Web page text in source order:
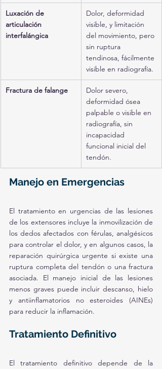
Luxación de
articulación
interfalángica
Dolor, deformidad
visible, y limitación
del movimiento, pero
sin ruptura
tendinosa, fácilmente
visible en radiografía.
Fractura de falange
Dolor severo,
deformidad ósea
palpable o visible en
radiografía, sin
incapacidad
funcional inicial del
tendón.
Manejo en Emergencias
El tratamiento en urgencias de las lesiones
de los extensores incluye la inmovilización de
los dedos afectados con férulas, analgésicos
para controlar el dolor, y en algunos casos, la
reparación quirúrgica urgente si existe una
ruptura completa del tendón o una fractura
asociada. El manejo inicial de las lesiones
menos graves puede incluir descanso, hielo
y antiinflamatorios no esteroides (AINEs)
para reducir la inflamación.
Tratamiento Definitivo
El tratamiento definitivo depende de la